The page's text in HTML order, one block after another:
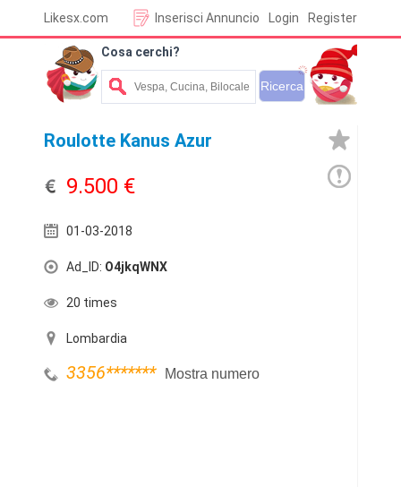
Likesx.com Login Register
Inserisci Annuncio
Cosa cerchi?
Roulotte Kanus Azur
9.500 €
01-03-2018
Ad_ID: O4jkqWNX
20 times
Lombardia
3356******* Mostra numero